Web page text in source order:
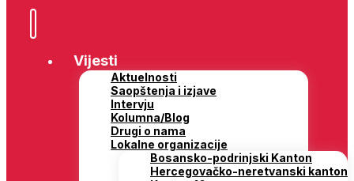
Vijesti
Aktuelnosti
Saopštenja i izjave
Intervju
Kolumna/Blog
Drugi o nama
Lokalne organizacije
Bosansko-podrinjski Kanton
Hercegovačko-neretvanski kanton